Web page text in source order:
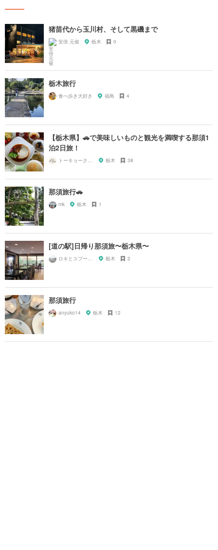
猪苗代から玉川村、そして黒磯まで
安倍 元俊 栃木 0
栃木旅行
食べ歩き大好き 福島 4
【栃木県】🚗で美味しいものと観光を満喫する那須1
泊2日旅！
栃木 38
那須旅行🚗
mk 栃木 1
[道の駅]日帰り那須旅〜栃木県〜
栃木 2
那須旅行
anyuko14 栃木 12